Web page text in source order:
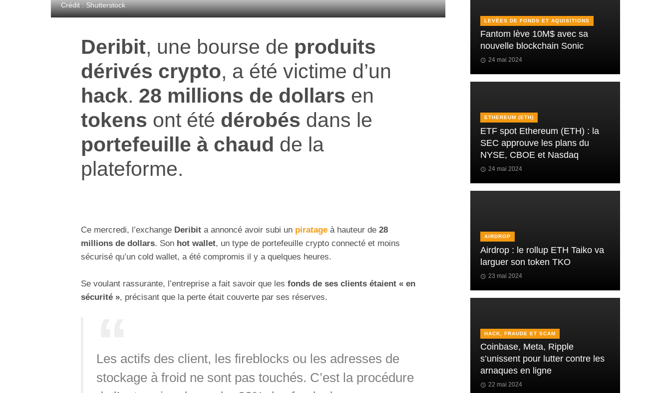
Crédit : Shutterstock
Deribit, une bourse de produits
dérivés crypto, a été victime d’un
hack. 28 millions de dollars en
tokens ont été dérobés dans le
portefeuille à chaud de la
plateforme.
Ce mercredi, l’exchange Deribit a annoncé avoir subi un piratage à hauteur de 28
millions de dollars. Son hot wallet, un type de portefeuille crypto connecté et moins
sécurisé qu’un cold wallet, a été compromis il y a quelques heures.
Se voulant rassurante, l’entreprise a fait savoir que les fonds de ses clients étaient « en
sécurité », précisant que la perte était couverte par ses réserves.
Les actifs des client, les fireblocks ou les adresses de
stockage à froid ne sont pas touchés. C’est la procédure
LEVÉES DE FONDS ET AQUISITIONS
Fantom lève 10M$ avec sa
nouvelle blockchain Sonic
24 mai 2024
ETHEREUM (ETH)
ETF spot Ethereum (ETH) : la
SEC approuve les plans du
NYSE, CBOE et Nasdaq
24 mai 2024
AIRDROP
Airdrop : le rollup ETH Taiko va
larguer son token TKO
23 mai 2024
HACK, FRAUDE ET SCAM
Coinbase, Meta, Ripple
s’unissent pour lutter contre les
arnaques en ligne
22 mai 2024